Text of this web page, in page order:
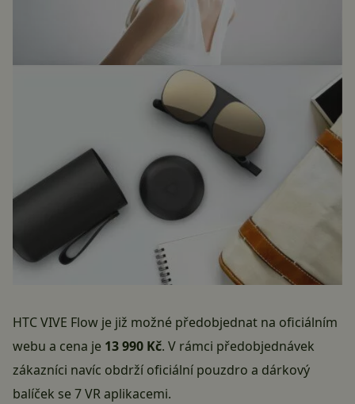
HTCVIVE Flow je již možné předobjednat na oficiálním
webu a cena je 13 990 Kč. V rámci předobjednávek
zákazníci navíc obdrží oficiální pouzdro a dárkový
balíček se 7 VR aplikacemi.